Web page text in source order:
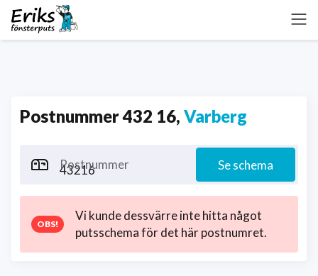
Postnummer 432 16, Varberg
Postnummer Se schema
Vi kunde dessvärre inte hitta något
putsschema för det här postnumret.